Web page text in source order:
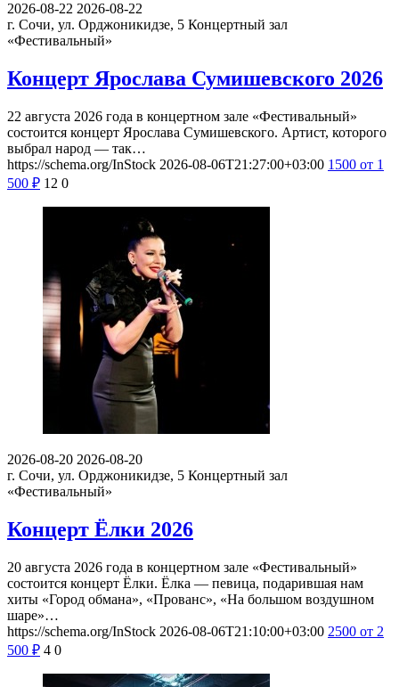
2026-08-22 2026-08-22
г. Сочи, ул. Орджоникидзе, 5 Концертный зал
«Фестивальный»
Концерт Ярослава Сумишевского 2026
22 августа 2026 года в концертном зале «Фестивальный»
состоится концерт Ярослава Сумишевского. Артист, которого
выбрал народ — так…
https://schema.org/InStock 2026-08-06T21:27:00+03:00 1500 от 1
500 ₽ 12 0
2026-08-20 2026-08-20
г. Сочи, ул. Орджоникидзе, 5 Концертный зал
«Фестивальный»
Концерт Ёлки 2026
20 августа 2026 года в концертном зале «Фестивальный»
состоится концерт Ёлки. Ёлка — певица, подарившая нам
хиты «Город обмана», «Прованс», «На большом воздушном
шаре»…
https://schema.org/InStock 2026-08-06T21:10:00+03:00 2500 от 2
500 ₽ 4 0